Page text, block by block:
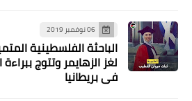
06 نوفمبر 2019
الباحثة الفلسطينية
في بريطانيا